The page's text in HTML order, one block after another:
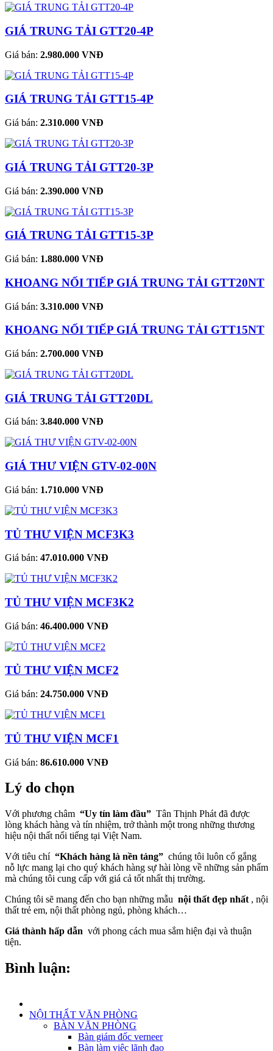
GIÁ TRUNG TẢI GTT20-4P
Giá bán: 2.980.000 VNĐ
GIÁ TRUNG TẢI GTT15-4P
Giá bán: 2.310.000 VNĐ
GIÁ TRUNG TẢI GTT20-3P
Giá bán: 2.390.000 VNĐ
GIÁ TRUNG TẢI GTT15-3P
Giá bán: 1.880.000 VNĐ
KHOANG NỐI TIẾP GIÁ TRUNG TẢI GTT20NT
Giá bán: 3.310.000 VNĐ
KHOANG NỐI TIẾP GIÁ TRUNG TẢI GTT15NT
Giá bán: 2.700.000 VNĐ
GIÁ TRUNG TẢI GTT20DL
Giá bán: 3.840.000 VNĐ
GIÁ THƯ VIỆN GTV-02-00N
Giá bán: 1.710.000 VNĐ
TỦ THƯ VIỆN MCF3K3
Giá bán: 47.010.000 VNĐ
TỦ THƯ VIỆN MCF3K2
Giá bán: 46.400.000 VNĐ
TỦ THƯ VIỆN MCF2
Giá bán: 24.750.000 VNĐ
TỦ THƯ VIỆN MCF1
Giá bán: 86.610.000 VNĐ
Lý do chọn
Với phương châm “Uy tín làm đầu” Tân Thịnh Phát đã được
lòng khách hàng và tín nhiệm, trở thành một trong những thương
hiệu nội thất nổi tiếng tại Việt Nam.
Với tiêu chí “Khách hàng là nền tảng” chúng tôi luôn cố gắng
nỗ lực mang lại cho quý khách hàng sự hài lòng về những sản phẩm
mà chúng tôi cung cấp với giá cả tốt nhất thị trường.
Chúng tôi sẽ mang đến cho bạn những mẫu nội thất đẹp nhất , nội
thất trẻ em, nội thất phòng ngủ, phòng khách…
Giá thành hấp dẫn với phong cách mua sắm hiện đại và thuận
tiện.
Bình luận:
NỘI THẤT VĂN PHÒNG
BÀN VĂN PHÒNG
Bàn giám đốc verneer
Bàn làm việc lãnh đạo